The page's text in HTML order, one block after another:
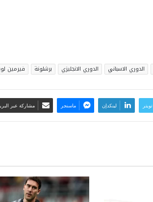
الدوري الاسباني الدوري الانجليزي برشلونة فيرمين
تويتر لينكدإن ماسنجر مشاركة عبر